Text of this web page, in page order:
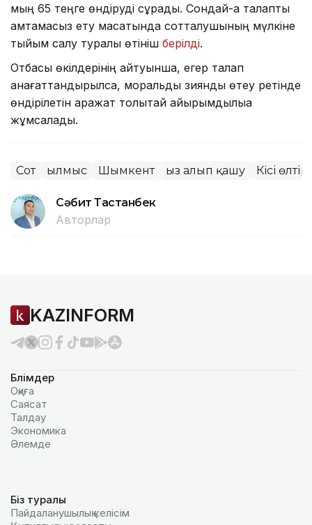
мың 65 теңге өндіруді сұрады. Сондай-ақ талапты
қамтамасыз ету мақсатында сотталушының мүлкіне
тыйым салу туралы өтініш берілді.
Отбасы өкілдерінің айтуынша, егер талап
қанағаттандырылса, моральдық зиянды өтеу ретінде
өндірілетін қаражат толықтай қайырымдылыққа
жұмсалады.
Сот Қылмыс Шымкент Қыз алып қашу Кісі
Сәбит Тастанбек
Авторлар
KAZINFORM
Бөлімдер
Оқиға
Саясат
Талдау
Экономика
Әлемде
Біз туралы
Пайдаланушылық келiciм